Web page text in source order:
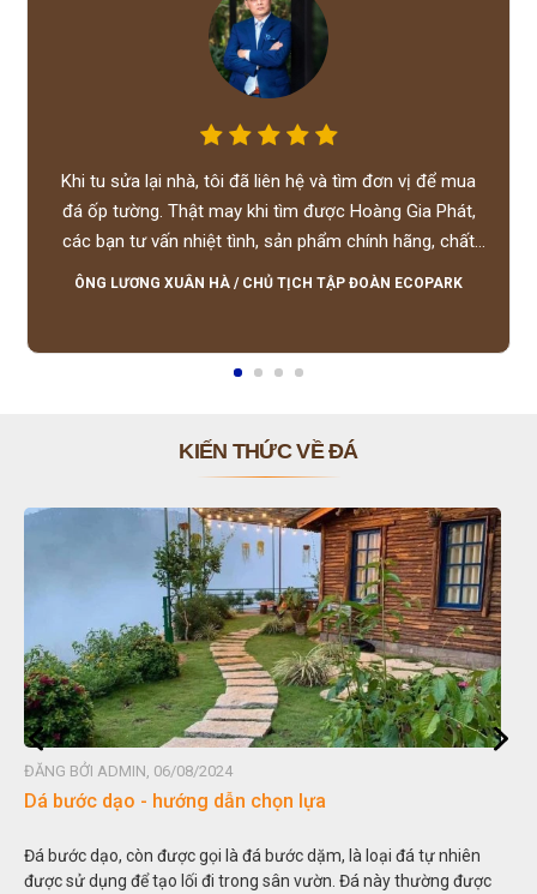
Khi tu sửa lại nhà, tôi đã liên hệ và tìm đơn vị để mua
đá ốp tường. Thật may khi tìm được Hoàng Gia Phát,
các bạn tư vấn nhiệt tình, sản phẩm chính hãng, chất
lượng tốt, giá hợp lý, hỗ trợ tận tình.
ÔNG LƯƠNG XUÂN HÀ / CHỦ TỊCH TẬP ĐOÀN ECOPARK
KIẾN THỨC VỀ ĐÁ
ADMIN, 06/08/2024
dạo - hướng dẫn chọn lựa
dạo, còn được gọi là đá bước dặm, là loại đá tự nhiên
dụng để tạo lối đi trong sân vườn. Đá này thường được
Hòn non
thu nhỏ,